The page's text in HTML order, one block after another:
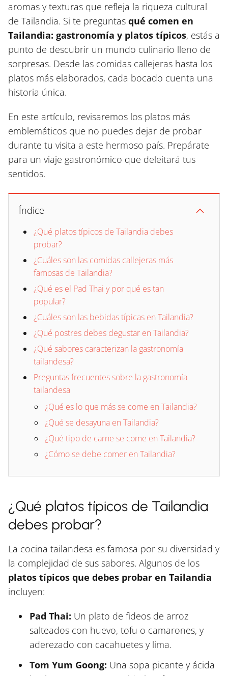
aromas y texturas que refleja la riqueza cultural
de Tailandia. Si te preguntas qué comen en
Tailandia: gastronomía y platos típicos, estás a
punto de descubrir un mundo culinario lleno de
sorpresas. Desde las comidas callejeras hasta los
platos más elaborados, cada bocado cuenta una
historia única.
En este artículo, revisaremos los platos más
emblemáticos que no puedes dejar de probar
durante tu visita a este hermoso país. Prepárate
para un viaje gastronómico que deleitará tus
sentidos.
Índice
¿Qué platos típicos de Tailandia debes
probar?
¿Cuáles son las comidas callejeras más
famosas de Tailandia?
¿Qué es el Pad Thai y por qué es tan
popular?
¿Cuáles son las bebidas típicas en Tailandia?
¿Qué postres debes degustar en Tailandia?
¿Qué sabores caracterizan la gastronomía
tailandesa?
Preguntas frecuentes sobre la gastronomía
tailandesa
¿Qué es lo que más se come en Tailandia?
¿Qué se desayuna en Tailandia?
¿Qué tipo de carne se come en Tailandia?
¿Cómo se debe comer en Tailandia?
¿Qué platos típicos de Tailandia
debes probar?
La cocina tailandesa es famosa por su diversidad y
la complejidad de sus sabores. Algunos de los
platos típicos que debes probar en Tailandia
incluyen:
Pad Thai: Un plato de fideos de arroz
salteados con huevo, tofu o camarones, y
aderezado con cacahuetes y lima.
Tom Yum Goong: Una sopa picante y ácida